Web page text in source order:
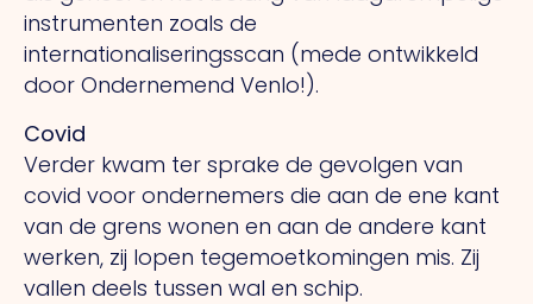
instrumenten zoals de
internationaliseringsscan (mede ontwikkeld
door Ondernemend Venlo!).
Covid
Verder kwam ter sprake de gevolgen van
covid voor ondernemers die aan de ene kant
van de grens wonen en aan de andere kant
werken, zij lopen tegemoetkomingen mis. Zij
vallen deels tussen wal en schip.